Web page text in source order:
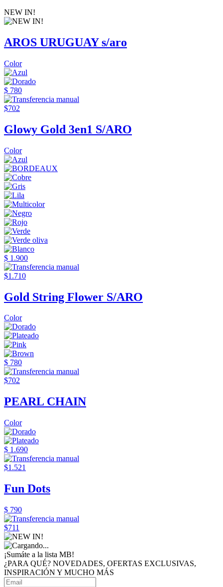
NEW IN!
AROS URUGUAY s/aro
Color
$ 780
$702
Glowy Gold 3en1 S/ARO
Color
$ 1.900
$1.710
Gold String Flower S/ARO
Color
$ 780
$702
PEARL CHAIN
Color
$ 1.690
$1.521
Fun Dots
$ 790
$711
¡Sumáte a la lista MB!
¿PARA QUÉ? NOVEDADES, OFERTAS EXCLUSIVAS,
INSPIRACIÓN Y MUCHO MÁS